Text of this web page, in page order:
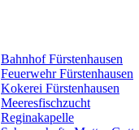
Bahnhof Fürstenhausen
Feuerwehr Fürstenhausen
Kokerei Fürstenhausen
Meeresfischzucht
Reginakapelle